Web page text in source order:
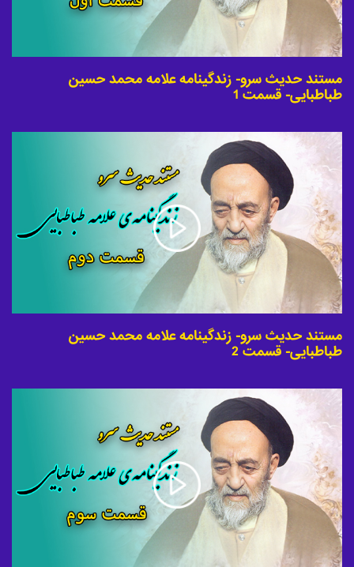
مستند حدیث سرو- زندگینامه علامه محمد حسین
طباطبایی- قسمت 1
مستند حدیث سرو- زندگینامه علامه محمد حسین
طباطبایی- قسمت 2